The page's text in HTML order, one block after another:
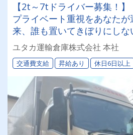
【2t～7tドライバー募集！
プライベート重視をあなたが選ぶ』
来、誰も置いてきぼりにしな
✨月給40万円も可能！ ✨週
男女問わず幅広く活躍できま
ユタカ運輸倉庫株式会社 本社
交通費支給 昇給あり 休日6日以上